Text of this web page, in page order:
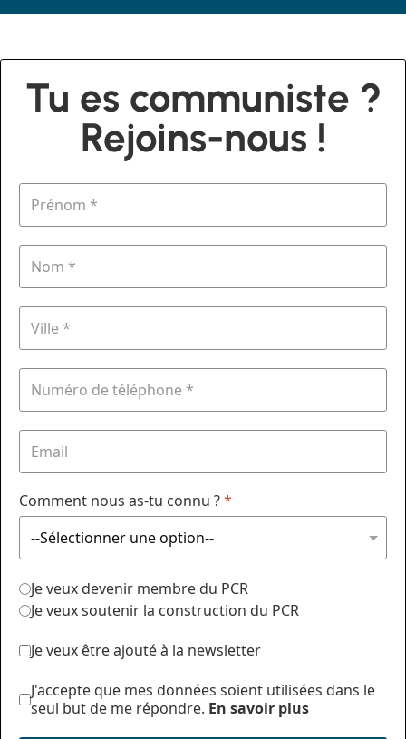
Tu es communiste ?
Rejoins-nous !
Comment nous as-tu connu ?*
Je veux devenir membre du PCR
Je veux soutenir la construction du PCR
Je veux être ajouté à la newsletter
J'accepte que mes données soient utilisées dans le
seul but de me répondre. En savoir plus